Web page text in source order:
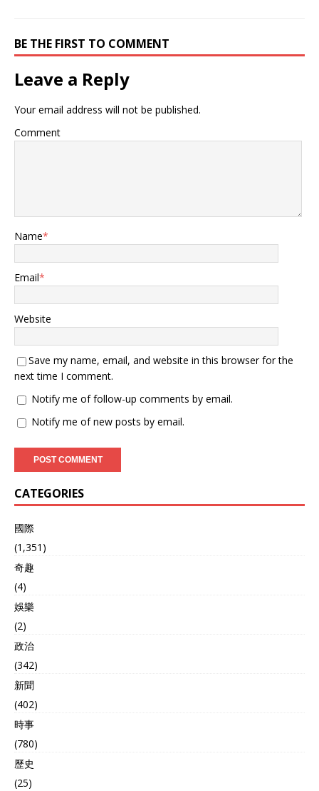
BE THE FIRST TO COMMENT
Leave a Reply
Your email address will not be published.
Comment
Name*
Email*
Website
Save my name, email, and website in this browser for the
next time I comment.
Notify me of follow-up comments by email.
Notify me of new posts by email.
CATEGORIES
國際
(1,351)
奇趣
(4)
娛樂
(2)
政治
(342)
新聞
(402)
時事
(780)
歷史
(25)